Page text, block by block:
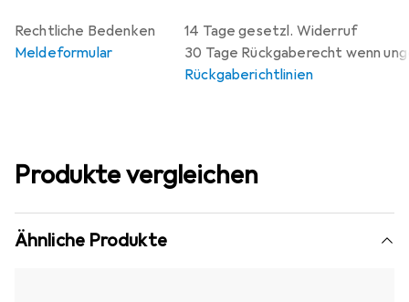
14 Tage gesetzl. Widerruf
30 Tage Rückgaberecht wenn
Rückgaberichtlinien
Rechtliche Bedenken
Meldeformular
Produkte vergleichen
Ähnliche Produkte